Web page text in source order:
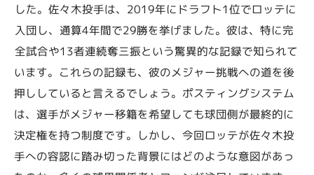
した。佐々木投手は、2019年にドラフト1位でロッテに
入団し、通算4年間で29勝を挙げました。彼は、特に完
全試合や13者連続奪三振という驚異的な記録で知られて
います。これらの記録も、彼のメジャー挑戦への道を後
押ししていると言えるでしょう。ポスティングシステム
は、選手がメジャー移籍を希望しても球団側が最終的に
決定権を持つ制度です。しかし、今回ロッテが佐々木投
手への容認に踏み切った背景にはどのような意図があっ